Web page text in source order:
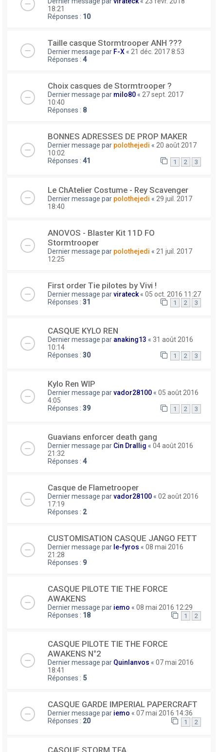
18:21
Réponses : 10
Taille casque Stormtrooper ANH ???
Dernier message par F-X « 21 déc. 2017 8:53
Réponses : 4
Choix casques de Stormtrooper ?
Dernier message par milo80 « 27 sept. 2017
10:40
Réponses : 8
BONNES ADRESSES DE PROP MAKER
Dernier message par polothejedi « 20 août 2017
10:02
Réponses : 41 1 2 3
Le ChAtelier Costume - Rey Scavenger
Dernier message par polothejedi « 29 juil. 2017
18:40
ANOVOS - Blaster Kit 11D FO
Stormtrooper
Dernier message par polothejedi « 21 juil. 2017
12:25
First order Tie pilotes by Vivi !
Dernier message parvirateck « 05 oct. 2016 11:27
Réponses : 31 1 2 3
CASQUE KYLO REN
Dernier message par anaking13 « 31 août 2016
10:14
Réponses : 30 1 2 3
Kylo Ren WIP
Dernier message parvador28100 « 05 août 2016
4:05
Réponses : 39 1 2 3
Guavians enforcer death gang
Dernier message par Cin Drallig « 04 août 2016
21:32
Réponses : 4
Casque de Flametrooper
Dernier message parvador28100 « 02 août 2016
17:19
Réponses : 2
CUSTOMISATION CASQUE JANGO FETT
Dernier message par le-fyros « 08 mai 2016
21:28
Réponses : 9
CASQUE PILOTE TIE THE FORCE
AWAKENS
Dernier message par iemo « 08 mai 2016 12:29
Réponses : 18 1 2
CASQUE PILOTE TIE THE FORCE
AWAKENS N°2
Dernier message par Quinlanvos « 07 mai 2016
18:41
Réponses : 5
CASQUE GARDE IMPERIAL PAPERCRAFT
Dernier message par iemo « 07 mai 2016 14:36
Réponses : 20 1 2
CASQUE STORM TFA